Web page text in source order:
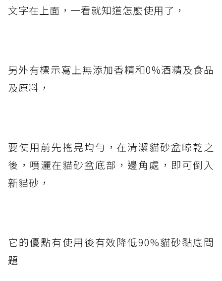
文字在上面，一看就知道怎麼使用了，
另外有標示寫上無添加香精和0%酒精及食品
及原料，
要使用前先搖晃均勻，在清潔貓砂盆晾乾之
後，噴灑在貓砂盆底部，邊角處，即可倒入
新貓砂，
它的優點有使用後有效降低90%貓砂黏底問
題